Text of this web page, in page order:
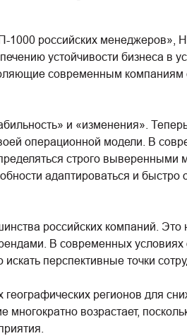
российских менеджеров»,
устойчивости бизнеса в
современным компаниям
и «изменения».
операционной модели. В
строго
адаптироваться и
российских компаний.
В современных
перспективные точки
регионов для
возрастает,